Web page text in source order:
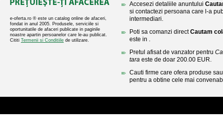
e-oferta.ro ® este un catalog online de afaceri,
fondat in anul 2005. Produsele, serviciile si
oportunitatile de afaceri publicate in paginile
noastre apartin persoanelor care le-au publicat.
Cititi Termenii si Conditiile de utilizare.
Accesezi detaliile anuntului
si contactezi persoana care l-a
intermediari.
Poti sa comanzi directCautam
este in .
Pretul afisat de vanzator pentru
tara este de doar 200.00 EUR.
Cauti firme care ofera produse
pentru a obtine cele mai